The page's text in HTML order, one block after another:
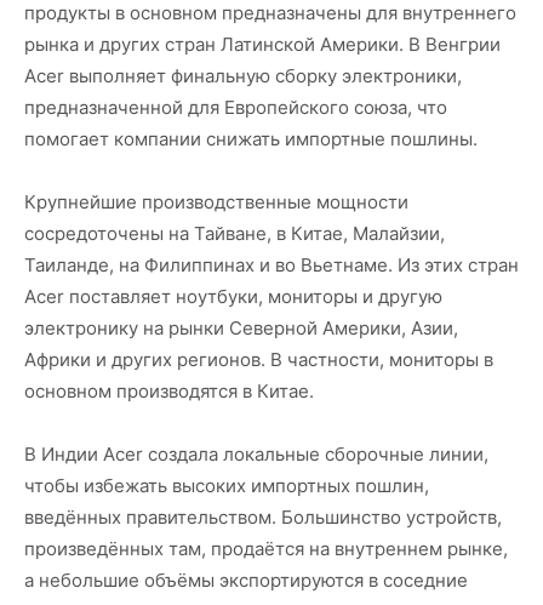
продукты в основном предназначены для внутреннего
рынка и других стран Латинской Америки. В Венгрии
Acer выполняет финальную сборку электроники,
предназначенной для Европейского союза, что
помогает компании снижать импортные пошлины.
Крупнейшие производственные мощности
сосредоточены на Тайване, в Китае, Малайзии,
Таиланде, на Филиппинах и во Вьетнаме. Из этих стран
Acer поставляет ноутбуки, мониторы и другую
электронику на рынки Северной Америки, Азии,
Африки и других регионов. В частности, мониторы в
основном производятся в Китае.
В Индии Acer создала локальные сборочные линии,
чтобы избежать высоких импортных пошлин,
введённых правительством. Большинство устройств,
произведённых там, продаётся на внутреннем рынке,
а небольшие объёмы экспортируются в соседние